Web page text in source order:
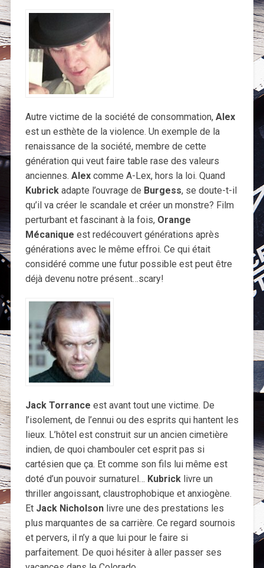
Autre victime de la société de consommation, Alex
est un esthète de la violence. Un exemple de la
renaissance de la société, membre de cette
génération qui veut faire table rase des valeurs
anciennes. Alexcomme A-Lex, hors la loi. Quand
Kubrickadapte l’ouvrage de Burgess, se doute-t-il
qu’il va créer le scandale et créer un monstre? Film
perturbant et fascinant à la fois, Orange
Mécanique est redécouvert générations après
générations avec le même effroi. Ce qui était
considéré comme une futur possible est peut être
déjà devenu notre présent…scary!
Jack Torrance est avant tout une victime. De
l’isolement, de l’ennui ou des esprits qui hantent les
lieux. L’hôtel est construit sur un ancien cimetière
indien, de quoi chambouler cet esprit pas si
cartésien que ça. Et comme son fils lui même est
doté d’un pouvoir surnaturel… Kubricklivre un
thriller angoissant, claustrophobique et anxiogène.
Et Jack Nicholsonlivre une des prestations les
plus marquantes de sa carrière. Ce regard sournois
et pervers, il n’y a que lui pour le faire si
parfaitement. De quoi hésiter à aller passer ses